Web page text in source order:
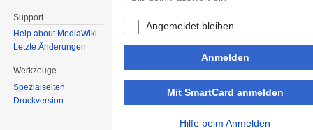
Angemeldet bleiben
Anmelden
Mit SmartCard anmelden
Hilfe beim Anmelden
Support
Help about MediaWiki
Letzte Änderungen
Werkzeuge
Spezialseiten
Druckversion